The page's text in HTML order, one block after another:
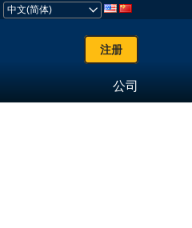
注册
公司